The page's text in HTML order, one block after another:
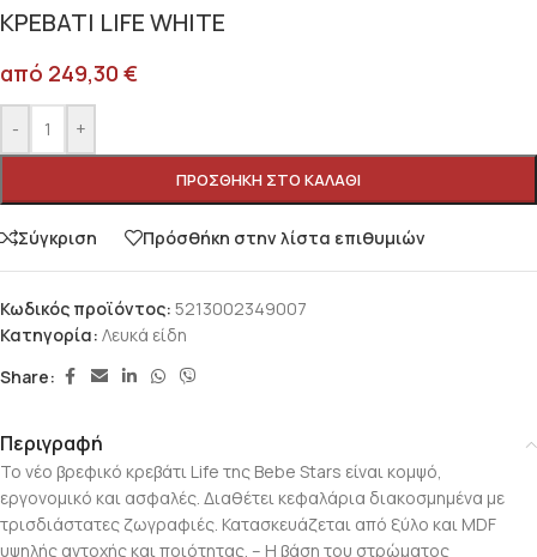
ΚΡΕΒΑΤΙ LIFE WHITE
από 249,30 €
- +
ΠΡΟΣΘΉΚΗ ΣΤΟ ΚΑΛΆΘΙ
Σύγκριση Πρόσθήκη στην λίστα επιθυμιών
Κωδικός προϊόντος: 5213002349007
Κατηγορία: Λευκά είδη
Share:
Περιγραφή
Το νέο βρεφικό κρεβάτι Life της Bebe Stars είναι κομψό,
εργονομικό και ασφαλές. Διαθέτει κεφαλάρια διακοσμημένα με
τρισδιάστατες ζωγραφιές. Κατασκευάζεται από ξύλο και MDF
υψηλής αντοχής και ποιότητας. – Η βάση του στρώματος